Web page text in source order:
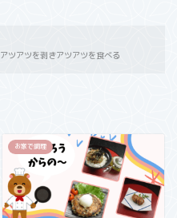
ツアツを剥きアツアツを食べる
お家で調理